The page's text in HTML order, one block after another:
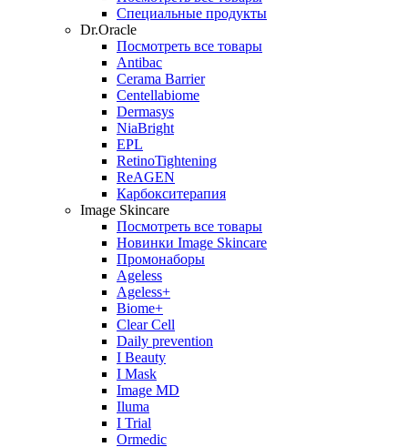
Специальные продукты
Dr.Oracle
Посмотреть все товары
Antibac
Cerama Barrier
Centellabiome
Dermasys
NiaBright
EPL
RetinoTightening
ReAGEN
Карбокситерапия
Image Skincare
Посмотреть все товары
Новинки Image Skincare
Промонаборы
Ageless
Ageless+
Biome+
Clear Cell
Daily prevention
I Beauty
I Mask
Image MD
Iluma
I Trial
Ormedic